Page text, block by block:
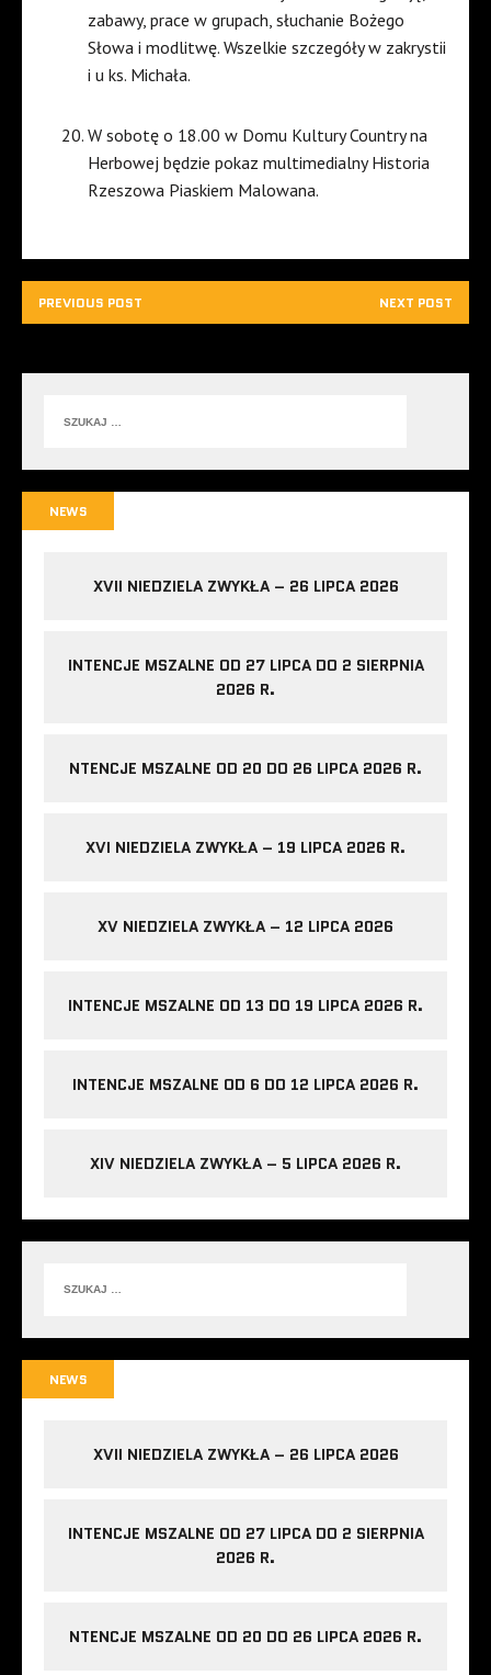
zabawy, prace w grupach, słuchanie Bożego
Słowa i modlitwę. Wszelkie szczegóły w zakrystii
i u ks. Michała.
W sobotę o 18.00 w Domu Kultury Country na
Herbowej będzie pokaz multimedialny Historia
Rzeszowa Piaskiem Malowana.
PREVIOUS POST NEXT POST
NEWS
XVII NIEDZIELA ZWYKŁA – 26 LIPCA 2026
INTENCJE MSZALNE OD 27 LIPCA DO 2 SIERPNIA
2026 R.
NTENCJE MSZALNE OD 20 DO 26 LIPCA 2026 R.
XVI NIEDZIELA ZWYKŁA – 19 LIPCA 2026 R.
XV NIEDZIELA ZWYKŁA – 12 LIPCA 2026
INTENCJE MSZALNE OD 13 DO 19 LIPCA 2026 R.
INTENCJE MSZALNE OD 6 DO 12 LIPCA 2026 R.
XIV NIEDZIELA ZWYKŁA – 5 LIPCA 2026 R.
NEWS
XVII NIEDZIELA ZWYKŁA – 26 LIPCA 2026
INTENCJE MSZALNE OD 27 LIPCA DO 2 SIERPNIA
2026 R.
NTENCJE MSZALNE OD 20 DO 26 LIPCA 2026 R.